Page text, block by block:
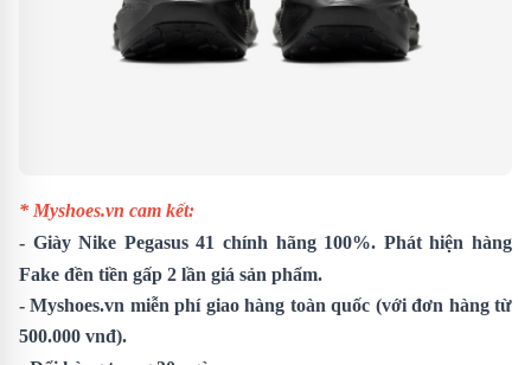
* Myshoes.vn cam kết:
- GiàyNike Pegasus 41 chính hãng 100%. Phát hiện hàng
Fake đền tiền gấp 2 lần giá sản phẩm.
- Myshoes.vn miễn phí giao hàng toàn quốc (với đơn hàng từ
500.000 vnđ).